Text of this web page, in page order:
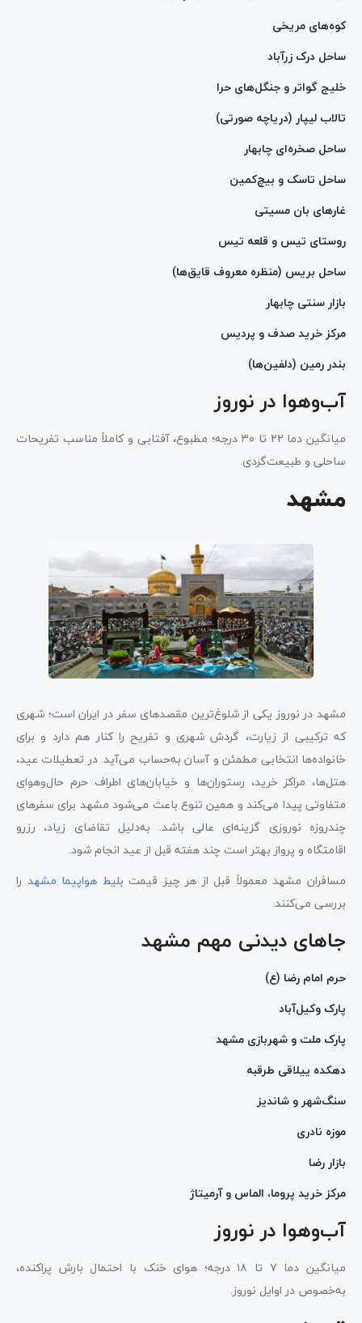
کوه‌های مریخی
ساحل درک زرآباد
خلیج گواتر و جنگل‌های حرا
تالاب لیپار (دریاچه صورتی)
ساحل صخره‌ای چابهار
ساحل تاسک و بیچ‌کمین
غارهای بان مسیتی
روستای تیس و قلعه تیس
ساحل بریس (منظره معروف قایق‌ها)
بازار سنتی چابهار
مرکز خرید صدف و پردیس
بندر رمین (دلفین‌ها)
آب‌وهوا در نوروز
میانگین دما ۲۲ تا ۳۰ درجه؛ مطبوع، آفتابی و کاملاً مناسب تفریحات
ساحلی و طبیعت‌گردی.
مشهد
مشهد در نوروز یکی از شلوغ‌ترین مقصدهای سفر در ایران است؛ شهری
که ترکیبی از زیارت، گردش شهری و تفریح را کنار هم دارد و برای
خانواده‌ها انتخابی مطمئن و آسان به‌حساب می‌آید. در تعطیلات عید،
هتل‌ها، مراکز خرید، رستوران‌ها و خیابان‌های اطراف حرم حال‌وهوای
متفاوتی پیدا می‌کند و همین تنوع باعث می‌شود مشهد برای سفرهای
چندروزه نوروزی گزینه‌ای عالی باشد. به‌دلیل تقاضای زیاد، رزرو
اقامتگاه و پرواز بهتر است چند هفته قبل از عید انجام شود.
مسافران مشهد معمولاً قبل از هر چیز قیمت بلیط هواپیما مشهد را
بررسی می‌کنند.
جاهای دیدنی مهم مشهد
حرم امام رضا (ع)
پارک وکیل‌آباد
پارک ملت و شهربازی مشهد
دهکده ییلاقی طرقبه
سنگ‌شهر و شاندیز
موزه نادری
بازار رضا
مرکز خرید پروما، الماس و آرمیتاژ
آب‌وهوا در نوروز
میانگین دما ۷ تا ۱۸ درجه؛ هوای خنک با احتمال بارش پراکنده،
به‌خصوص در اوایل نوروز.